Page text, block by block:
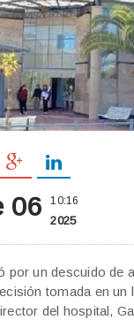
06 10:16
2025
por un descuido de
tomada en un
del hospital,